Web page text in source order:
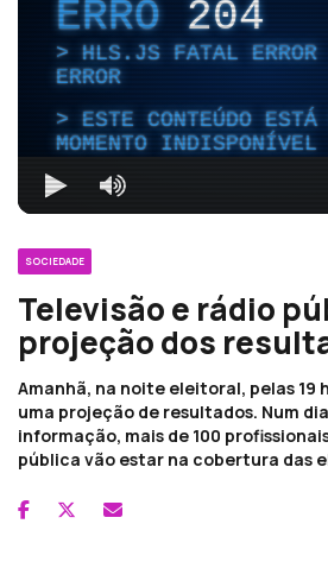
ERRO204
HLS.JS FATAL ERROR
ERROR
ESTE CONTEÚDO ESTÁ
MOMENTO INDISPONÍVEL
SOCIEDADE
Televisão e rádio
projeção dos
Amanhã, na noite eleitoral, pelas 19
uma projeção de resultados. Num
informação, mais de 100
pública vão estar na cobertura das